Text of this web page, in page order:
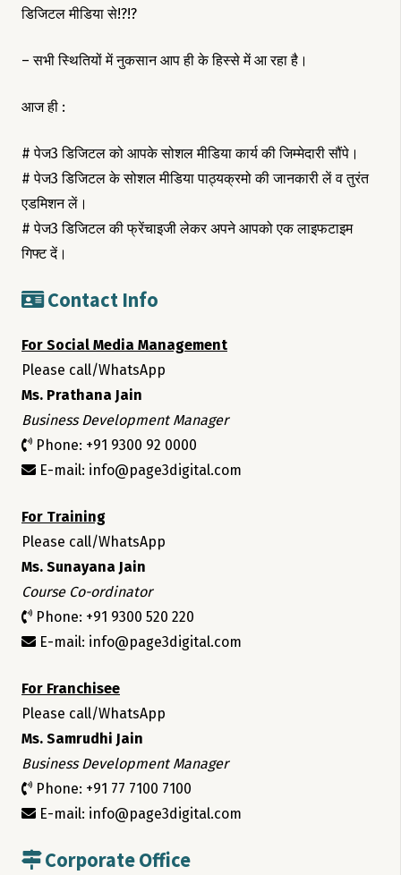
डिजिटल मीडिया से!?!?
– सभी स्थितियों में नुकसान आप ही के हिस्से में आ रहा है।
आज ही :
# पेज3 डिजिटल को आपके सोशल मीडिया कार्य की जिम्मेदारी सौंपे।
# पेज3 डिजिटल के सोशल मीडिया पाठ्यक्रमो की जानकारी लें व तुरंत
एडमिशन लें।
# पेज3 डिजिटल की फ्रेंचाइजी लेकर अपने आपको एक लाइफटाइम
गिफ्ट दें।
Contact Info
For Social Media Management
Please call/WhatsApp
Ms. Prathana Jain
Business Development Manager
Phone: +91 9300 92 0000
E-mail: info@page3digital.com
For Training
Please call/WhatsApp
Ms. Sunayana Jain
Course Co-ordinator
Phone: +91 9300 520 220
E-mail: info@page3digital.com
For Franchisee
Please call/WhatsApp
Ms. Samrudhi Jain
Business Development Manager
Phone: +91 77 7100 7100
E-mail: info@page3digital.com
Corporate Office